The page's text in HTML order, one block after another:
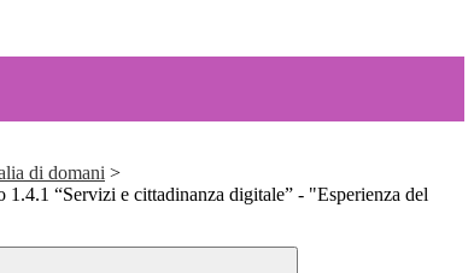
di domani >
“Servizi e cittadinanza digitale” - "Esperienza del